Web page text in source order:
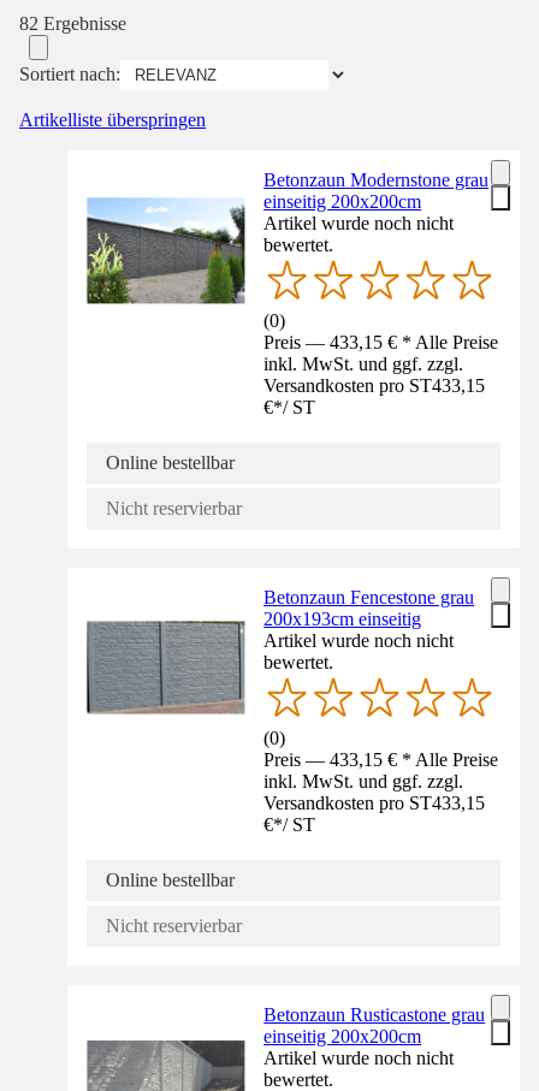
82 Ergebnisse
Sortiert nach:
Artikelliste überspringen
Betonzaun Modernstone grau
einseitig 200x200cm
Artikel wurde noch nicht
bewertet.
(0)
Preis — 433,15 € * Alle Preise
inkl. MwSt. und ggf. zzgl.
Versandkosten pro ST433,15
€*/ ST
Online bestellbar
Nicht reservierbar
Betonzaun Fencestone grau
200x193cm einseitig
Artikel wurde noch nicht
bewertet.
(0)
Preis — 433,15 € * Alle Preise
inkl. MwSt. und ggf. zzgl.
Versandkosten pro ST433,15
€*/ ST
Online bestellbar
Nicht reservierbar
Betonzaun Rusticastone grau
einseitig 200x200cm
Artikel wurde noch nicht
bewertet.